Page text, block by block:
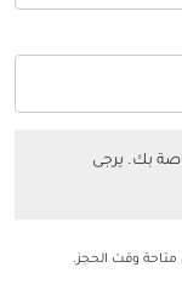
بك. يرجى